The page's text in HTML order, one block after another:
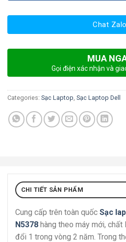
Chat Zalo
MUA
Gọi điện xác nhận và
Categories: Sạc Laptop Sạc Laptop Dell
CHI TIẾT SẢN PHẨM
Cung cấp trên toàn quốc Sạc
N5378 hàng theo máy mới, chất
đổi 1 trong vòng 2 năm. Trong